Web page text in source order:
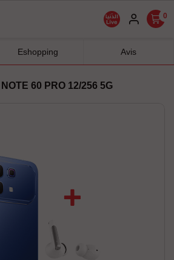
0
NOTE 60 PRO 12/256 5G
Eshopping Avis